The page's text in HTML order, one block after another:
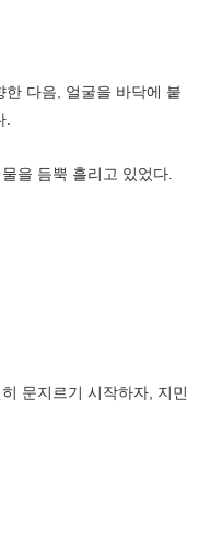
다음, 얼굴을 바닥에 붙
.
을 듬뿍 흘리고 있었다.
문지르기 시작하자, 지민